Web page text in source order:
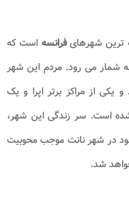
ترین شهرهایفرانسهاست که
شمار می رود. مردم این شهر
یکی از مراکز برتر اپرا و یک
است. سر زندگی این شهر،
در شهر نانت موجب محوبیت
شد.